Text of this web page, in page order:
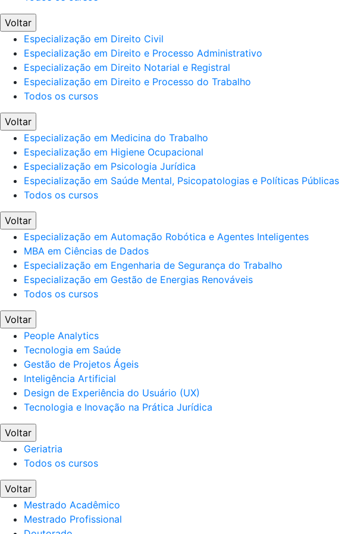
Voltar
Especialização em Direito Civil
Especialização em Direito e Processo Administrativo
Especialização em Direito Notarial e Registral
Especialização em Direito e Processo do Trabalho
Todos os cursos
Voltar
Especialização em Medicina do Trabalho
Especialização em Higiene Ocupacional
Especialização em Psicologia Jurídica
Especialização em Saúde Mental, Psicopatologias e Políticas Públicas
Todos os cursos
Voltar
Especialização em Automação Robótica e Agentes Inteligentes
MBA em Ciências de Dados
Especialização em Engenharia de Segurança do Trabalho
Especialização em Gestão de Energias Renováveis
Todos os cursos
Voltar
People Analytics
Tecnologia em Saúde
Gestão de Projetos Ágeis
Inteligência Artificial
Design de Experiência do Usuário (UX)
Tecnologia e Inovação na Prática Jurídica
Voltar
Geriatria
Todos os cursos
Voltar
Mestrado Acadêmico
Mestrado Profissional